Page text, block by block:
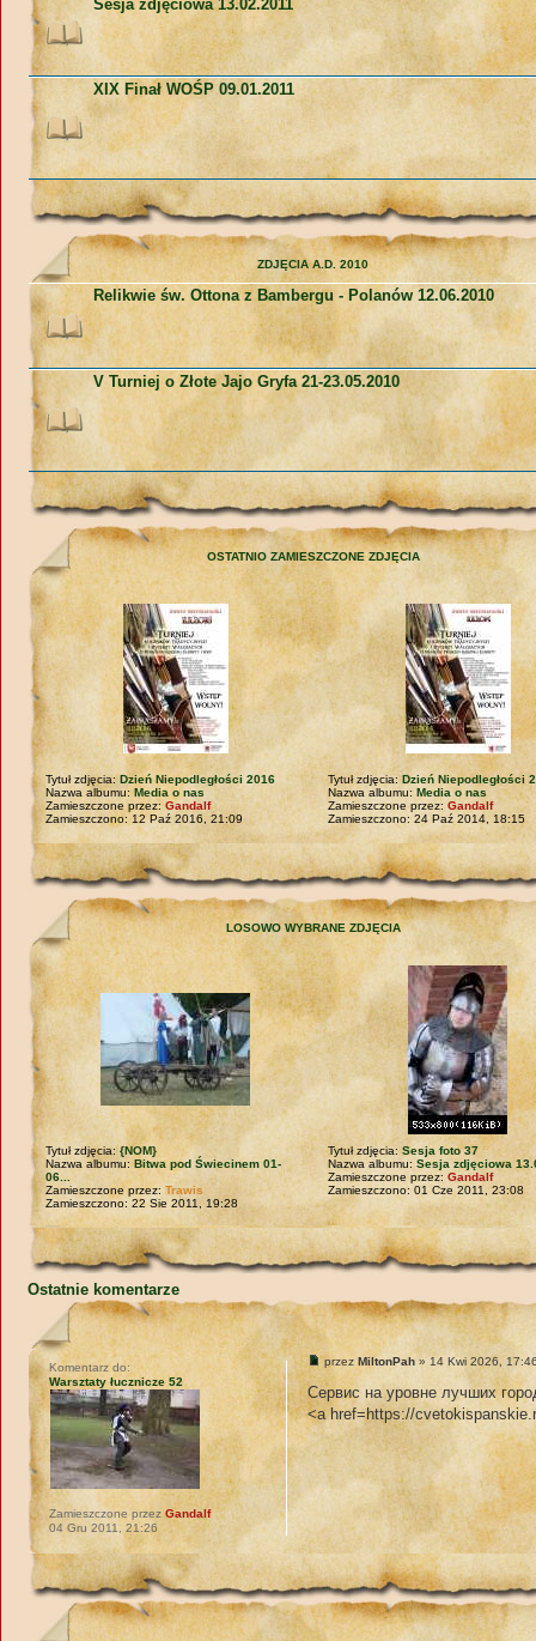
Sesja zdjęciowa 13.02.2011
XIX Finał WOŚP 09.01.2011
ZDJĘCIA A.D. 2010
Relikwie św. Ottona z Bambergu - Polanów 12.06.2010
V Turniej o Złote Jajo Gryfa 21-23.05.2010
OSTATNIO ZAMIESZCZONE ZDJĘCIA
Tytuł zdjęcia:Dzień Niepodległości 2016
Nazwa albumu:Media o nas
Zamieszczone przez:Gandalf
Zamieszczono: 12 Paź 2016, 21:09
Tytuł zdjęcia:Dzień Niepodległości
Nazwa albumu:Media o nas
Zamieszczone przez:Gandalf
Zamieszczono: 24 Paź 2014, 18:15
LOSOWO WYBRANE ZDJĘCIA
Tytuł zdjęcia:{NOM}
Nazwa albumu:Bitwa pod Świecinem 01-
06...
Zamieszczone przez:Trawis
Zamieszczono: 22 Sie 2011, 19:28
Tytuł zdjęcia:Sesja foto 37
Nazwa albumu:Sesja zdjęciowa
Zamieszczone przez:Gandalf
Zamieszczono: 01 Cze 2011, 23:08
Ostatnie komentarze
przezMiltonPah » 14 Kwi 2026,
Сервис на уровне лучших
<a href=https://
Komentarz do:
Warsztaty łucznicze 52
Zamieszczone przezGandalf
04 Gru 2011, 21:26